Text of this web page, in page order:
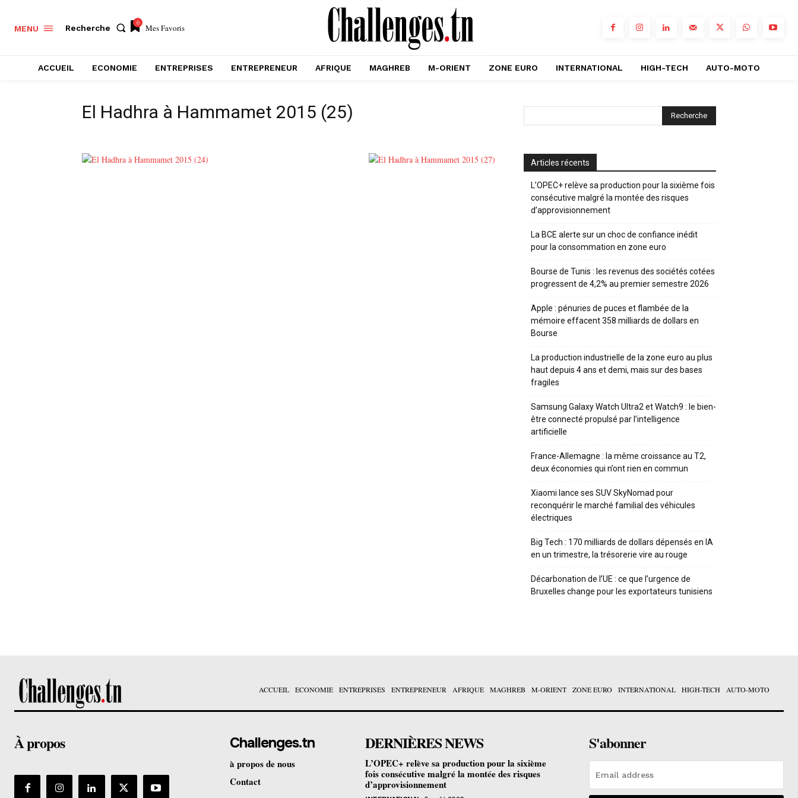
MENU Recherche
0 Mes Favoris
ACCUEIL ECONOMIE ENTREPRISES ENTREPRENEUR AFRIQUE MAGHREB M-ORIENT ZONE EURO INTERNATIONAL HIGH-TECH AUTO-MOTO
El Hadhra à Hammamet 2015 (25)
Articles récents
L’OPEC+ relève sa production pour la sixième fois
consécutive malgré la montée des risques
d’approvisionnement
La BCE alerte sur un choc de confiance inédit
pour la consommation en zone euro
Bourse de Tunis : les revenus des sociétés cotées
progressent de 4,2% au premier semestre 2026
Apple : pénuries de puces et flambée de la
mémoire effacent 358 milliards de dollars en
Bourse
La production industrielle de la zone euro au plus
haut depuis 4 ans et demi, mais sur des bases
fragiles
Samsung Galaxy Watch Ultra2 et Watch9 : le bien-
être connecté propulsé par l’intelligence
artificielle
France-Allemagne : la même croissance au T2,
deux économies qui n’ont rien en commun
Xiaomi lance ses SUV SkyNomad pour
reconquérir le marché familial des véhicules
électriques
Big Tech : 170 milliards de dollars dépensés en IA
en un trimestre, la trésorerie vire au rouge
Décarbonation de l’UE : ce que l’urgence de
Bruxelles change pour les exportateurs tunisiens
ACCUEIL ECONOMIE ENTREPRISES ENTREPRENEUR AFRIQUE MAGHREB M-ORIENT ZONE EURO INTERNATIONAL HIGH-TECH AUTO-MOTO
À propos Challenges.tn
à propos de nous
Contact
DERNIÈRES NEWS
L’OPEC+ relève sa production pour la sixième
fois consécutive malgré la montée des risques
d’approvisionnement
S'abonner